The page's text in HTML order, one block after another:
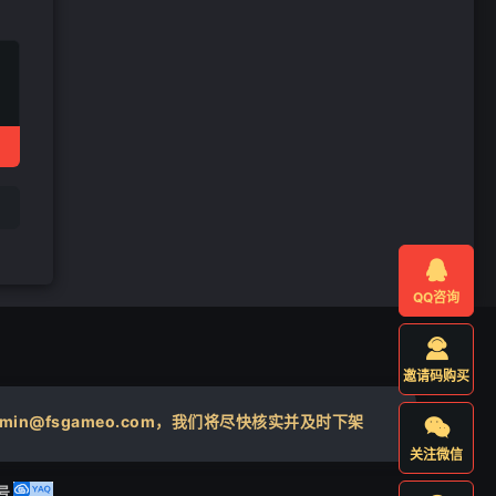
，我们将尽快核实并及时下架

QQ咨询

邀请码购买

关注微信